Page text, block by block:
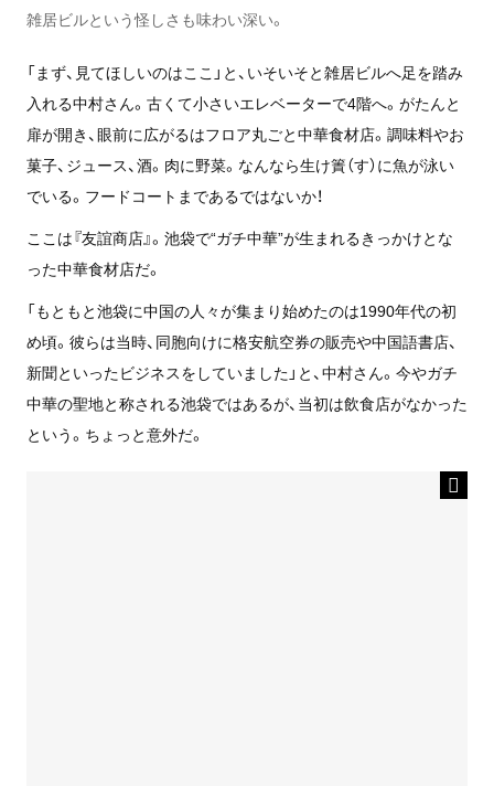
雑居ビルという怪しさも味わい深い。
「まず、見てほしいのはここ」と、いそいそと雑居ビルへ足を踏み
入れる中村さん。古くて小さいエレベーターで4階へ。がたんと
扉が開き、眼前に広がるはフロア丸ごと中華食材店。調味料やお
菓子、ジュース、酒。肉に野菜。なんなら生け簀（す）に魚が泳い
でいる。フードコートまであるではないか！
ここは『友誼商店』。池袋で“ガチ中華”が生まれるきっかけとな
った中華食材店だ。
「もともと池袋に中国の人々が集まり始めたのは1990年代の初
め頃。彼らは当時、同胞向けに格安航空券の販売や中国語書店、
新聞といったビジネスをしていました」と、中村さん。今やガチ
中華の聖地と称される池袋ではあるが、当初は飲食店がなかった
という。ちょっと意外だ。